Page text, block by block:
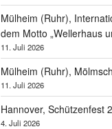
Mülheim (Ruhr),
dem Motto „Wellerhaus
11. Juli 2026
Mülheim (Ruhr),
11. Juli 2026
Hannover, Schützenfest
4. Juli 2026